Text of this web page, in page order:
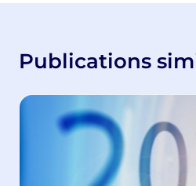
Publications